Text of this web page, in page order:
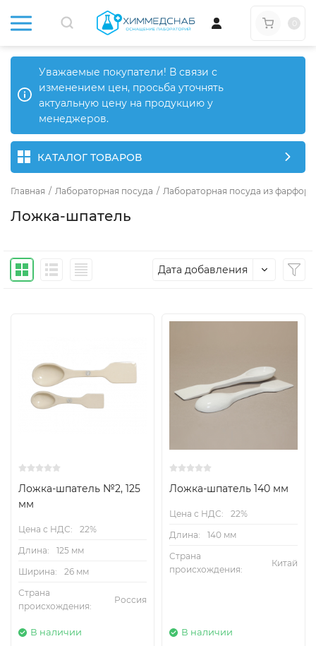
Уважаемые покупатели! В связи с
изменением цен, просьба уточнять
актуальную цену на продукцию у
менеджеров.
КАТАЛОГ ТОВАРОВ
Главная / Лабораторная посуда / Лабораторная посуда из фарфора
Ложка-шпатель
Дата добавления
Ложка-шпатель №2, 125
мм
Цена с НДС:
22%
Длина:
125 мм
Ширина:
26 мм
Страна
происхождения:
Россия
В наличии
Ложка-шпатель 140 мм
Цена с НДС:
22%
Длина:
140 мм
Страна
происхождения:
Китай
В наличии